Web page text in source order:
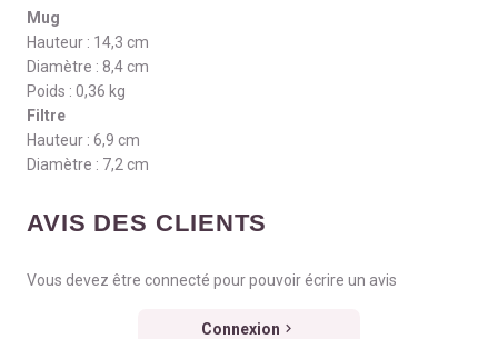
Mug
Hauteur : 14,3 cm
Diamètre : 8,4 cm
Poids : 0,36 kg
Filtre
Hauteur : 6,9 cm
Diamètre : 7,2 cm
AVIS DES CLIENTS
Vous devez être connecté pour pouvoir écrire un avis
Connexion